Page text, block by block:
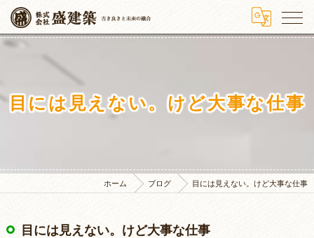
目には見えない。けど大事な仕事
ホーム ブログ 目には見えない。けど大事な仕事
目には見えない。けど大事な仕事